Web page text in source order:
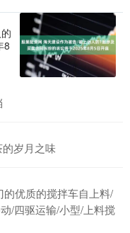
8
岁月之味
优质的搅拌车自上料/
/四驱运输/小型/上料搅